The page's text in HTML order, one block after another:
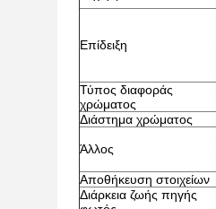
Επίδειξη
Τύπος διαφοράς
χρώματος
Διάστημα χρώματος
Άλλος
Αποθήκευση στοιχείων
Διάρκεια ζωής πηγής